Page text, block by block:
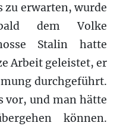
zu erwarten, wurde
dem Volke
Stalin hatte
Arbeit geleistet, er
durchgeführt.
vor, und man hätte
können.